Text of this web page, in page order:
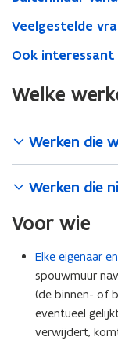
Veelgestelde
Ook interessant
Welke
Werken die
Werken die
Voor wie
Elke eigenaar
spouwmuur
(de binnen- of
eventueel
verwijdert,